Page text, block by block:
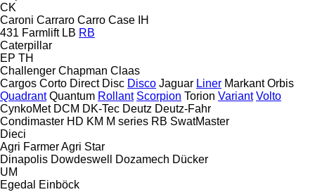
CK
Caroni Carraro Carro Case IH
431 Farmlift LB RB
Caterpillar
EP TH
Challenger Chapman Claas
Cargos Corto Direct Disc Disco Jaguar Liner Markant Orbis
Quadrant Quantum Rollant Scorpion Torion Variant Volto
CynkoMet DCM DK-Tec Deutz Deutz-Fahr
Condimaster HD KM M series RB SwatMaster
Dieci
Agri FarmerAgri Star
Dinapolis Dowdeswell Dozamech Dücker
UM
Egedal
Einböck